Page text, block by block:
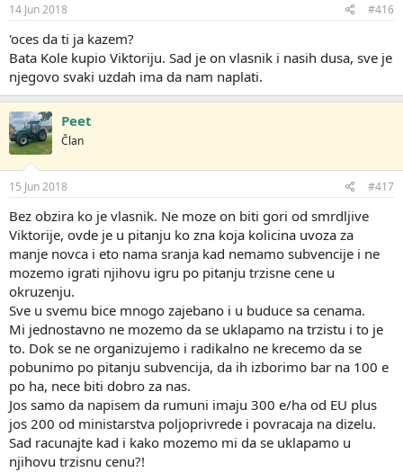
14 Jun 2018 #416
'oces da ti ja kazem?
Bata Kole kupio Viktoriju. Sad je on vlasnik i nasih dusa, sve je
njegovo svaki uzdah ima da nam naplati.
Peet
Član
15 Jun 2018 #417
Bez obzira ko je vlasnik. Ne moze on biti gori od smrdljive
Viktorije, ovde je u pitanju ko zna koja kolicina uvoza za
manje novca i eto nama sranja kad nemamo subvencije i ne
mozemo igrati njihovu igru po pitanju trzisne cene u
okruzenju.
Sve u svemu bice mnogo zajebano i u buduce sa cenama.
Mi jednostavno ne mozemo da se uklapamo na trzistu i to je
to. Dok se ne organizujemo i radikalno ne krecemo da se
pobunimo po pitanju subvencija, da ih izborimo bar na 100 e
po ha, nece biti dobro za nas.
Jos samo da napisem da rumuni imaju 300 e/ha od EU plus
jos 200 od ministarstva poljoprivrede i povracaja na dizelu.
Sad racunajte kad i kako mozemo mi da se uklapamo u
njihovu trzisnu cenu?!